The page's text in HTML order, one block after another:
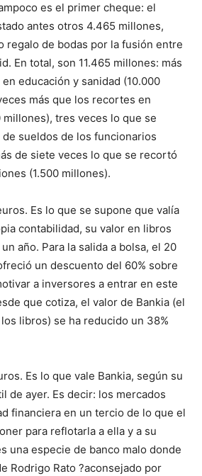
es el primer cheque: el
antes otros 4.465 millones,
regalo de bodas por la fusión entre
En total, son 11.465 millones: más
educación y sanidad (10.000
más que los recortes en
millones), tres veces lo que se
sueldos de los funcionarios
de siete veces lo que se recortó
(1.500 millones).
Es lo que se supone que valía
contabilidad, su valor en libros
año. Para la salida a bolsa, el 20
un descuento del 60% sobre
a inversores a entrar en este
que cotiza, el valor de Bankia (el
libros) se ha reducido un 38%
Es lo que vale Bankia, según su
de ayer. Es decir: los mercados
financiera en un tercio de lo que el
para reflotarla a ella y a su
una especie de banco malo donde
Rodrigo Rato ?aconsejado por